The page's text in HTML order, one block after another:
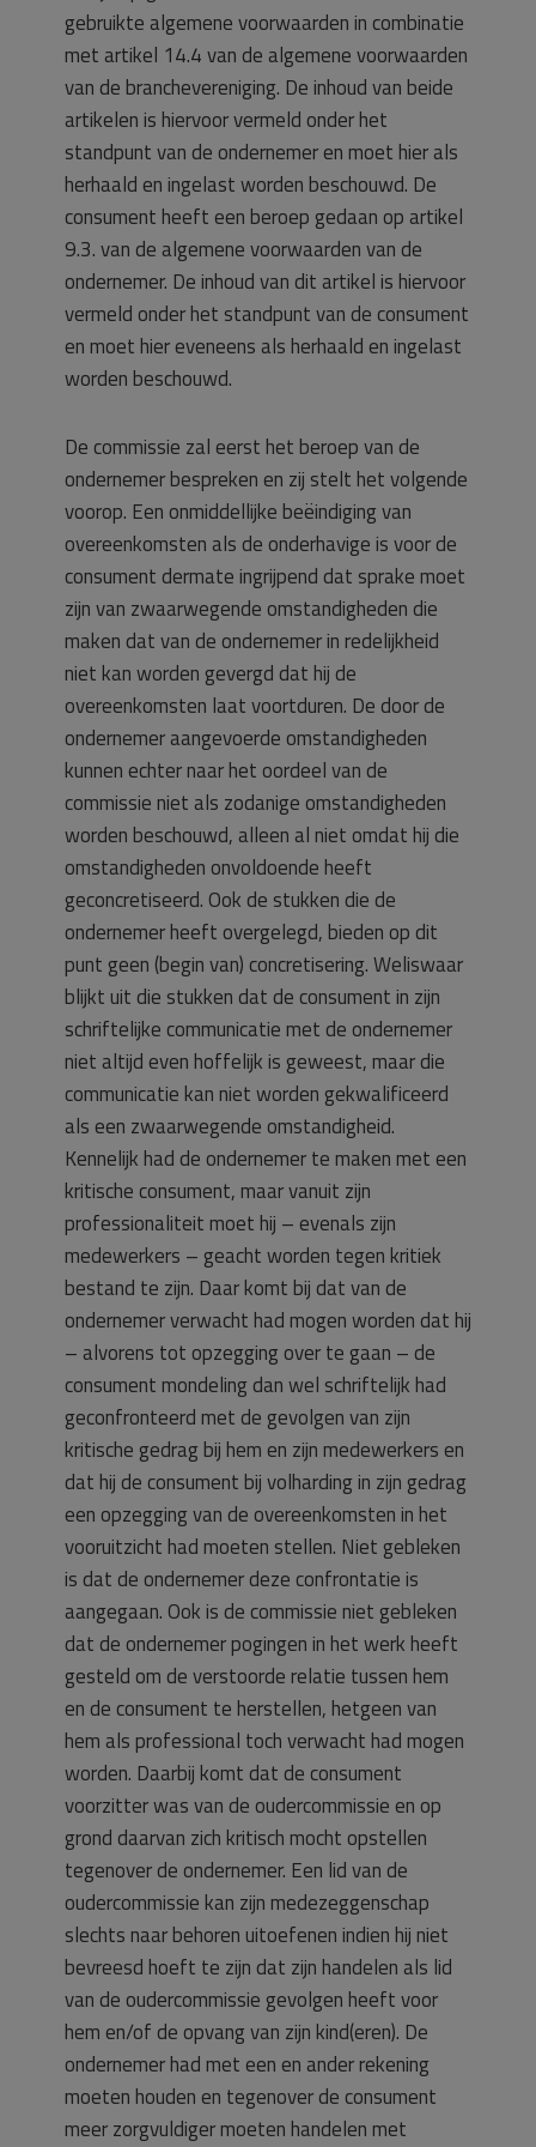
gebruikte algemene voorwaarden in combinatie
met artikel 14.4 van de algemene voorwaarden
van de branchevereniging. De inhoud van beide
artikelen is hiervoor vermeld onder het
standpunt van de ondernemer en moet hier als
herhaald en ingelast worden beschouwd. De
consument heeft een beroep gedaan op artikel
9.3. van de algemene voorwaarden van de
ondernemer. De inhoud van dit artikel is hiervoor
vermeld onder het standpunt van de consument
en moet hier eveneens als herhaald en ingelast
worden beschouwd.
De commissie zal eerst het beroep van de
ondernemer bespreken en zij stelt het volgende
voorop. Een onmiddellijke beëindiging van
overeenkomsten als de onderhavige is voor de
consument dermate ingrijpend dat sprake moet
zijn van zwaarwegende omstandigheden die
maken dat van de ondernemer in redelijkheid
niet kan worden gevergd dat hij de
overeenkomsten laat voortduren. De door de
ondernemer aangevoerde omstandigheden
kunnen echter naar het oordeel van de
commissie niet als zodanige omstandigheden
worden beschouwd, alleen al niet omdat hij die
omstandigheden onvoldoende heeft
geconcretiseerd. Ook de stukken die de
ondernemer heeft overgelegd, bieden op dit
punt geen (begin van) concretisering. Weliswaar
blijkt uit die stukken dat de consument in zijn
schriftelijke communicatie met de ondernemer
niet altijd even hoffelijk is geweest, maar die
communicatie kan niet worden gekwalificeerd
als een zwaarwegende omstandigheid.
Kennelijk had de ondernemer te maken met een
kritische consument, maar vanuit zijn
professionaliteit moet hij – evenals zijn
medewerkers – geacht worden tegen kritiek
bestand te zijn. Daar komt bij dat van de
ondernemer verwacht had mogen worden dat hij
– alvorens tot opzegging over te gaan – de
consument mondeling dan wel schriftelijk had
geconfronteerd met de gevolgen van zijn
kritische gedrag bij hem en zijn medewerkers en
dat hij de consument bij volharding in zijn gedrag
een opzegging van de overeenkomsten in het
vooruitzicht had moeten stellen. Niet gebleken
is dat de ondernemer deze confrontatie is
aangegaan. Ook is de commissie niet gebleken
dat de ondernemer pogingen in het werk heeft
gesteld om de verstoorde relatie tussen hem
en de consument te herstellen, hetgeen van
hem als professional toch verwacht had mogen
worden. Daarbij komt dat de consument
voorzitter was van de oudercommissie en op
grond daarvan zich kritisch mocht opstellen
tegenover de ondernemer. Een lid van de
oudercommissie kan zijn medezeggenschap
slechts naar behoren uitoefenen indien hij niet
bevreesd hoeft te zijn dat zijn handelen als lid
van de oudercommissie gevolgen heeft voor
hem en/of de opvang van zijn kind(eren). De
ondernemer had met een en ander rekening
moeten houden en tegenover de consument
meer zorgvuldiger moeten handelen met